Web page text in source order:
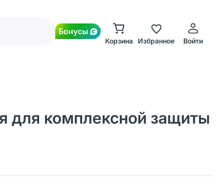
Бонусы
Корзина Избранное Войти
для комплексной защиты